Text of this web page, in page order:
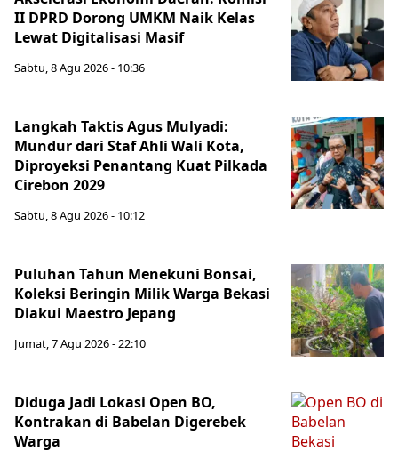
II DPRD Dorong UMKM Naik Kelas
Lewat Digitalisasi Masif
Sabtu, 8 Agu 2026 - 10:36
Langkah Taktis Agus Mulyadi:
Mundur dari Staf Ahli Wali Kota,
Diproyeksi Penantang Kuat Pilkada
Cirebon 2029
Sabtu, 8 Agu 2026 - 10:12
Puluhan Tahun Menekuni Bonsai,
Koleksi Beringin Milik Warga Bekasi
Diakui Maestro Jepang
Jumat, 7 Agu 2026 - 22:10
Diduga Jadi Lokasi Open BO,
Kontrakan di Babelan Digerebek
Warga